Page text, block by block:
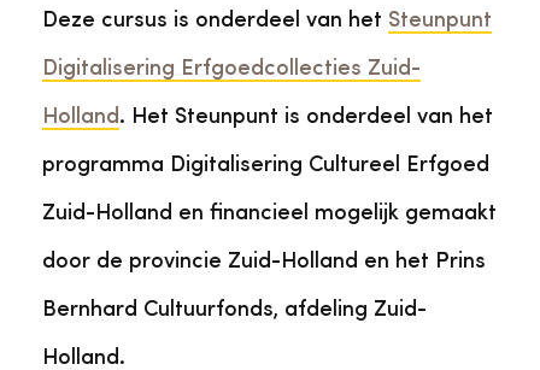
Deze cursus is onderdeel van het Steunpunt
Digitalisering Erfgoedcollecties Zuid-
Holland. Het Steunpunt is onderdeel van het
programma Digitalisering Cultureel Erfgoed
Zuid-Holland en financieel mogelijk gemaakt
door de provincie Zuid-Holland en het Prins
Bernhard Cultuurfonds, afdeling Zuid-
Holland.